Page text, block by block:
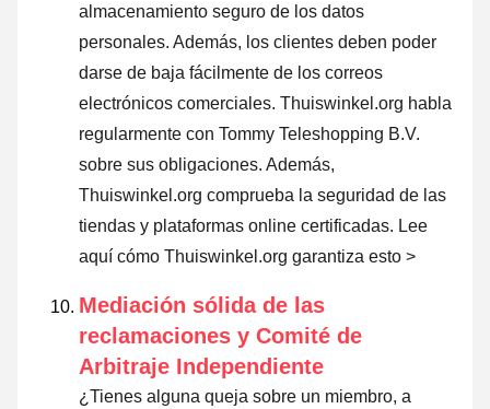
almacenamiento seguro de los datos
personales. Además, los clientes deben poder
darse de baja fácilmente de los correos
electrónicos comerciales. Thuiswinkel.org habla
regularmente con Tommy Teleshopping B.V.
sobre sus obligaciones. Además,
Thuiswinkel.org comprueba la seguridad de las
tiendas y plataformas online certificadas. Lee
aquí cómo Thuiswinkel.org garantiza esto >
Mediación sólida de las
reclamaciones y Comité de
Arbitraje Independiente
¿Tienes alguna queja sobre un miembro, a